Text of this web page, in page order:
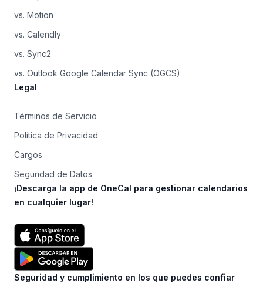
vs. Motion
vs. Calendly
vs. Sync2
vs. Outlook Google Calendar Sync (OGCS)
Legal
Términos de Servicio
Política de Privacidad
Cargos
Seguridad de Datos
¡Descarga la app de OneCal para gestionar calendarios
en cualquier lugar!
Seguridad y cumplimiento en los que puedes confiar